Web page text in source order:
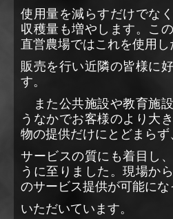
使用量を減らすだけでな
収穫量も増やします。こ
直営農場ではこれを使用し
販売を行い近隣の皆様に
す。
また公共施設や教育施
うなかでお客様のより大
物の提供だけにとどまら
サービスの質にも着目し
うに至りました。現場か
のサービス提供が可能に
いただいています。